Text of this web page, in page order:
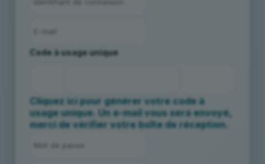
Code à usage unique
Cliquez ici pour générer votre code à
usage unique. Un e-mail vous sera envoyé,
merci de vérifier votre boîte de réception.